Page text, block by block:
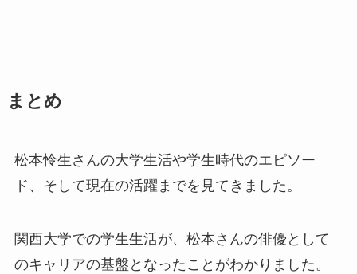
まとめ
松本怜生さんの大学生活や学生時代のエピソー
ド、そして現在の活躍までを見てきました。
関西大学での学生生活が、松本さんの俳優として
のキャリアの基盤となったことがわかりました。